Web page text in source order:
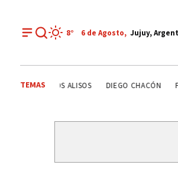
8° 6 de Agosto, Jujuy,
TEMASDEPORTE RECREATIVO YAMILA